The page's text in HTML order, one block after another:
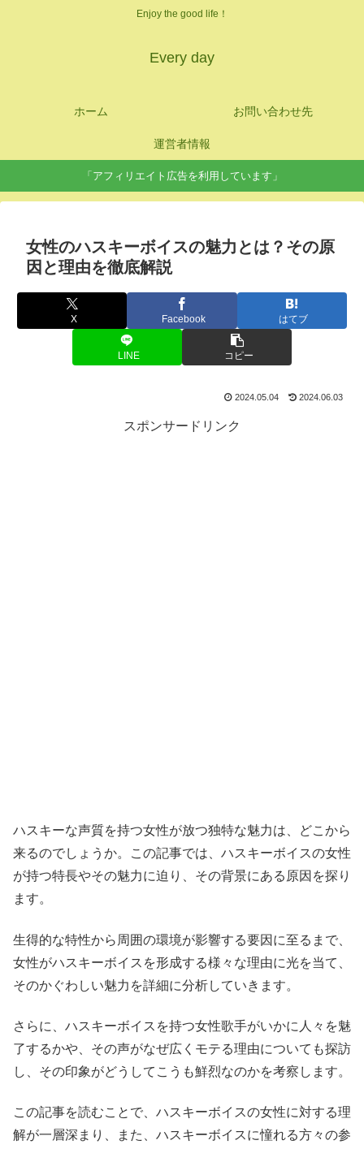
Enjoy the good life！
Every day
ホーム お問い合わせ先
運営者情報
「アフィリエイト広告を利用しています」
女性のハスキーボイスの魅力とは？その原
因と理由を徹底解説
X Facebook はてブ
LINE コピー
2024.05.04 2024.06.03
スポンサードリンク
ハスキーな声質を持つ女性が放つ独特な魅力は、どこから
来るのでしょうか。この記事では、ハスキーボイスの女性
が持つ特長やその魅力に迫り、その背景にある原因を探り
ます。
生得的な特性から周囲の環境が影響する要因に至るまで、
女性がハスキーボイスを形成する様々な理由に光を当て、
そのかぐわしい魅力を詳細に分析していきます。
さらに、ハスキーボイスを持つ女性歌手がいかに人々を魅
了するかや、その声がなぜ広くモテる理由についても探訪
し、その印象がどうしてこうも鮮烈なのかを考察します。
この記事を読むことで、ハスキーボイスの女性に対する理
解が一層深まり、また、ハスキーボイスに憧れる方々の参